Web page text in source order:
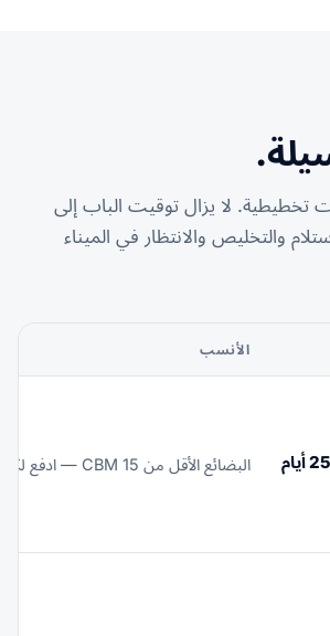
تخطيطية. لا يزال توقيت الباب إلى
والتخليص والانتظار في الميناء
الأنسب
البضائع الأقل من 15 CBM — ادفع لكل CBM أو طن (أيهما أكبر)؛ خدمة من CFS إلى CFS